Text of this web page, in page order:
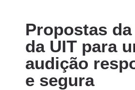
Propostas da
da UIT para
audição
e segura